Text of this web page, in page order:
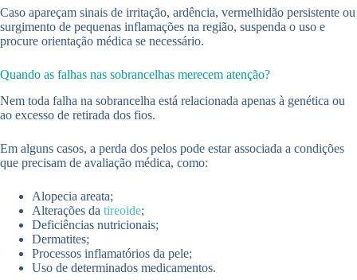
Caso apareçam sinais de irritação, ardência, vermelhidão persistente ou
surgimento de pequenas inflamações na região, suspenda o uso e
procure orientação médica se necessário.
Quando as falhas nas sobrancelhas merecem atenção?
Nem toda falha na sobrancelha está relacionada apenas à genética ou
ao excesso de retirada dos fios.
Em alguns casos, a perda dos pelos pode estar associada a condições
que precisam de avaliação médica, como:
Alopecia areata;
Alterações da tireoide;
Deficiências nutricionais;
Dermatites;
Processos inflamatórios da pele;
Uso de determinados medicamentos.